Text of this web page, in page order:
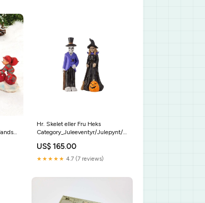
Luville
Hr. Skelet eller Fru Heks
Category_Juleeventyr/Julepynt/Blandet
julepynt/Julepynt Udendørs
US$ 165.00
★★★★★ 4.7 (7 reviews)